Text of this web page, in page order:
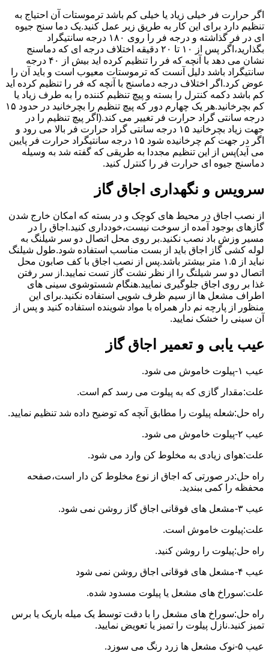
اگر حرارت فر خیلی زیاد یا خیلی کم باشد ترموستات آن احتیاج به
تنظیم دارد برای این کار به طریق زیر عمل کنید.یک دما سنج جیوه
ای در فر گذاشته و درجه فر را روی ۱۸۰ درجه سانتیگراد
بگذارید،اگر پس از ۱۰ تا ۲۰ دقیقه اختلاف درجه ای که دماسنج
نشان می دهد با آنچه که فر را تنظیم کرده اید بیش از ۴۰ درجه
سانتیگراد باشد دلیل آنست که ترموستات معیوب است و باید آن را
عوض کرد.اگر اختلاف درجه دماسنج با آنچه که فر را تنظیم کرده اید
کم باشد دکمه کنترل را بسته و پیچ تنظیم کننده را به طرف زیاد یا
کم بچرخانید.هر یک چهارم دور که پیچ تنظیم را بچرخانید در حدود ۱۵
درجه سانتی گراد حرارت فر تغییر می کند.(اگر پیچ تنظیم را در
جهت زیاد بچرخانید ۱۵ درجه سانتی گراد حرارت فر بالا می رود و
اگر در جهت کم چرخانیده شود ۱۵ درجه سانتیگراد حرارت فر پایین
می آید)پس از این تنظیم مجددا به طریقی که گفته شد به وسیله
دماسنج جیوه ای حرارت فر را کنترل کنید.
سرویس و نگهداری اجاق گاز
از نصب اجاق در محیط های کوچک و در بسته که امکان خارج شدن
گازهای بوجود آمده از سوخت نیست،خودداری کنید.اجاق را در
مسیر وزش باد نصب نکنید.بر روی محل اتصال دو سر شیلنگ به
لوله کشی گاز اجاق باید از بست مناسب استفاده شود.طول شیلنگ
نباید از ۱.۵ متر بیشتر باشد.پس از نصب اجاق با کف صابون محل
اتصال دو سر شیلنگ را از نظر نشت گاز تست نمایید.از سر رفتن
غذا بر روی اجاق جلوگیری نمایید.هنگام شستوشوی سینی های
اطراف مشعل ها از سیم ظرف شویی استفاده نکنید.برای این
منظور از پارچه نم دار همراه با مواد شوینده استفاده کنید و پس از
آن سینی را خشک نمایید.
عیب یابی و تعمیر اجاق گاز
عیب ۱-پیلوت خاموش می شود.
علت:مقدار گازی که به پیلوت می رسد کم است.
راه حل:شعله پیلوت را مطابق آنچه که توضیح داده شد تنظیم نمایید.
عیب ۲-پیلوت خاموش می شود.
علت:هوای زیادی به مخلوط کن وارد می شود.
راه حل:در صورتی که اجاق از نوع مخلوط کن دار است،صفحه
محفظه را کمی ببندید.
عیب ۳-مشعل های فوقانی اجاق گاز روشن نمی شود.
علت:پیلوت خاموش است.
راه حل:پیلوت را روشن کنید.
عیب ۴-مشعل های فوقانی اجاق روشن نمی شود
علت:سوراخ های مشعل یا پیلوت مسدود شده.
راه حل:سوراخ های مشعل را با دقت توسط یک میله باریک یا برس
تمیز کنید.نازل پیلوت را تمیز یا تعویض نمایید.
عیب ۵-نوک مشعل ها زرد رنگ می سوزد.